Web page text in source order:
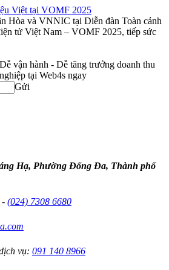
Việt tại VOMF 2025
Hòa và VNNIC tại Diễn đàn Toàn cảnh
tử Việt Nam – VOMF 2025, tiếp sức
vận hành - Dễ tăng trưởng doanh thu
tại Web4s ngay
Gửi
Hạ, Phường Đống Đa, Thành phố
- (024) 7308 6680
vụ: 091 140 8966